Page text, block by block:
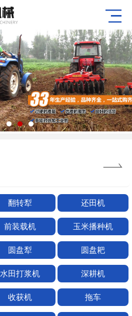
翻转犁 还田机
前装载机 玉米播种机
圆盘犁 圆盘耙
水田打浆机 深耕机
收获机 拖车